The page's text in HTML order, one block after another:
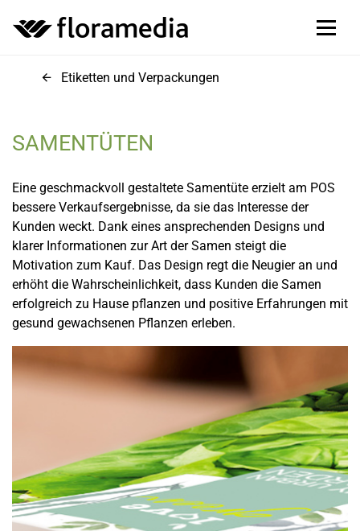
Etiketten und Verpackungen
SAMENTÜTEN
Eine geschmackvoll gestaltete Samentüte erzielt am POS
bessere Verkaufsergebnisse, da sie das Interesse der
Kunden weckt. Dank eines ansprechenden Designs und
klarer Informationen zur Art der Samen steigt die
Motivation zum Kauf. Das Design regt die Neugier an und
erhöht die Wahrscheinlichkeit, dass Kunden die Samen
erfolgreich zu Hause pflanzen und positive Erfahrungen mit
gesund gewachsenen Pflanzen erleben.